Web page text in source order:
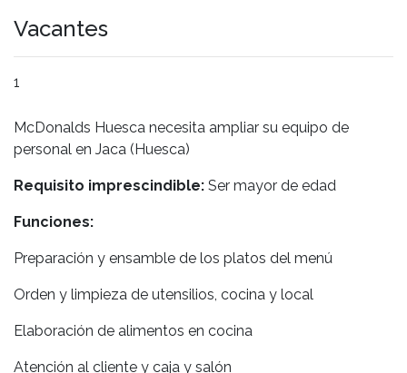
Vacantes
1
McDonalds Huesca necesita ampliar su equipo de
personal en Jaca (Huesca)
Requisito imprescindible: Ser mayor de edad
Funciones:
Preparación y ensamble de los platos del menú
Orden y limpieza de utensilios, cocina y local
Elaboración de alimentos en cocina
Atención al cliente y caja y salón